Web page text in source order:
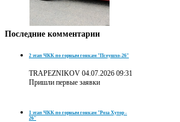
Последние комментарии
2 этап ЧКК по горным гонкам "Псеушхо-26"
TRAPEZNIKOV 04.07.2026 09:31
Пришли первые заявки
1 этап ЧКК по горным гонкам "Роза Хутор -
26"